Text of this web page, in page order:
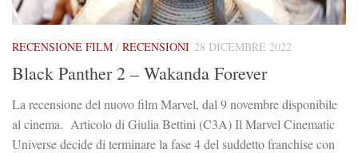
RECENSIONE FILM / RECENSIONI 28 DICEMBRE 2022
Black Panther 2 – Wakanda Forever
La recensione del nuovo film Marvel, dal 9 novembre disponibile
al cinema. Articolo di Giulia Bettini (C3A) Il Marvel Cinematic
Universe decide di terminare la fase 4 del suddetto franchise con